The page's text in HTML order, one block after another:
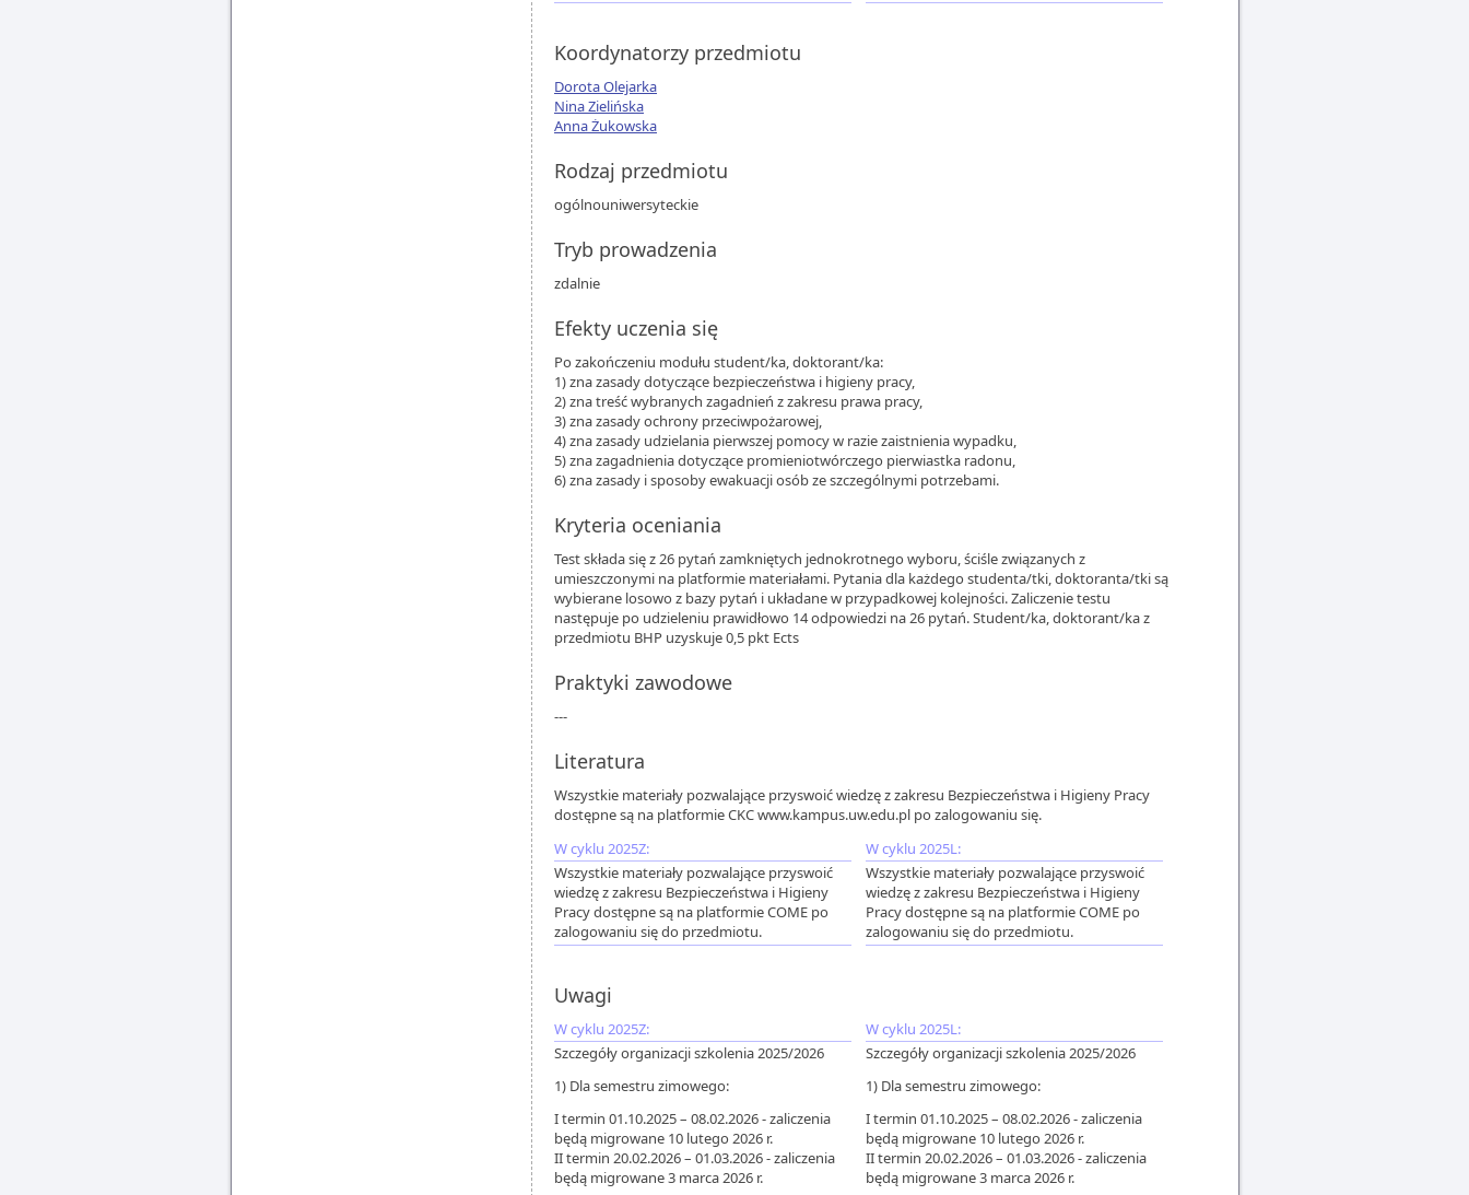
Koordynatorzy przedmiotu
Dorota Olejarka
Nina Zielińska
Anna Żukowska
Rodzaj przedmiotu
ogólnouniwersyteckie
Tryb prowadzenia
zdalnie
Efekty uczenia się
Po zakończeniu modułu student/ka, doktorant/ka:
1) zna zasady dotyczące bezpieczeństwa i higieny pracy,
2) zna treść wybranych zagadnień z zakresu prawa pracy,
3) zna zasady ochrony przeciwpożarowej,
4) zna zasady udzielania pierwszej pomocy w razie zaistnienia wypadku,
5) zna zagadnienia dotyczące promieniotwórczego pierwiastka radonu,
6) zna zasady i sposoby ewakuacji osób ze szczególnymi potrzebami.
Kryteria oceniania
Test składa się z 26 pytań zamkniętych jednokrotnego wyboru, ściśle związanych z
umieszczonymi na platformie materiałami. Pytania dla każdego studenta/tki, doktoranta/tki są
wybierane losowo z bazy pytań i układane w przypadkowej kolejności. Zaliczenie testu
następuje po udzieleniu prawidłowo 14 odpowiedzi na 26 pytań. Student/ka, doktorant/ka z
przedmiotu BHP uzyskuje 0,5 pkt Ects
Praktyki zawodowe
---
Literatura
Wszystkie materiały pozwalające przyswoić wiedzę z zakresu Bezpieczeństwa i Higieny Pracy
dostępne są na platformie CKC www.kampus.uw.edu.pl po zalogowaniu się.
W cyklu 2025Z:
Wszystkie materiały pozwalające przyswoić
wiedzę z zakresu Bezpieczeństwa i Higieny
Pracy dostępne są na platformie COME po
zalogowaniu się do przedmiotu.
W cyklu 2025L:
Wszystkie materiały pozwalające przyswoić
wiedzę z zakresu Bezpieczeństwa i Higieny
Pracy dostępne są na platformie COME po
zalogowaniu się do przedmiotu.
Uwagi
W cyklu 2025Z:
Szczegóły organizacji szkolenia 2025/2026
1) Dla semestru zimowego:
I termin 01.10.2025 – 08.02.2026 - zaliczenia
będą migrowane 10 lutego 2026 r.
II termin 20.02.2026 – 01.03.2026 - zaliczenia
będą migrowane 3 marca 2026 r.
W cyklu 2025L:
Szczegóły organizacji szkolenia 2025/2026
1) Dla semestru zimowego:
I termin 01.10.2025 – 08.02.2026 - zaliczenia
będą migrowane 10 lutego 2026 r.
II termin 20.02.2026 – 01.03.2026 - zaliczenia
będą migrowane 3 marca 2026 r.